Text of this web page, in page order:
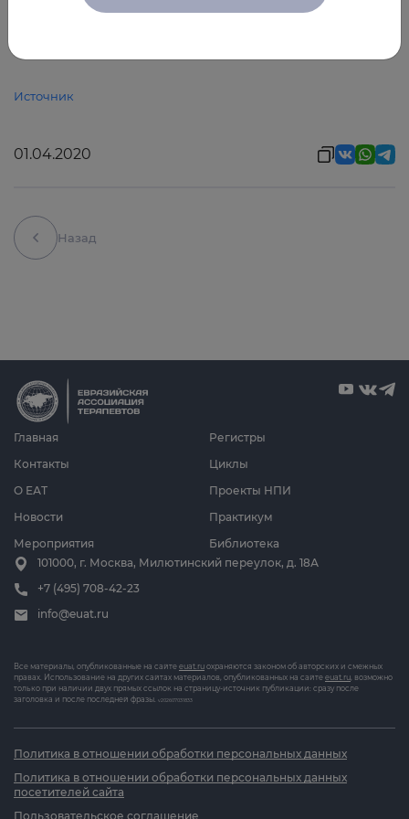
coronavirus disease. Chin Med J. 2020.
Источник
01.04.2020
Назад
Главная
О ЕАТ
Новости
Мероприятия
Циклы
Проекты НПИ
Практикум
Библиотека
Регистры
Контакты
101000, г. Москва, Милютинский переулок, д. 18А
+7 (495) 708-42-23
info@euat.ru
Все материалы, опубликованные на сайте euat.ru охраняются законом об авторских и смежных
правах. Использование на других сайтах материалов, опубликованных на сайте euat.ru, возможно
только при наличии двух прямых ссылок на страницу-источник публикации: сразу после
заголовка и после последней фразы. v202607031833
Политика в отношении обработки персональных данных
Политика в отношении обработки персональных данных
посетителей сайта
Пользовательское соглашение